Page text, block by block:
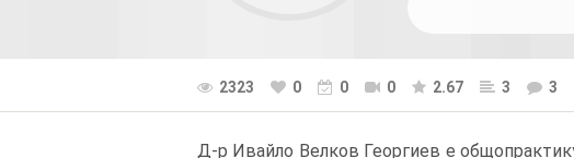
2323 0 0 0 2.67 3 3
Д-р Ивайло Велков Георгиев е